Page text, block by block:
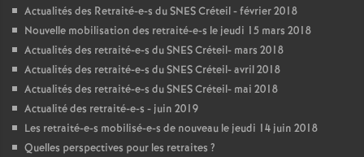
Actualités des Retraité-e-s duSNESCréteil - février 2018
Nouvelle mobilisation des retraité-e-s le jeudi 15 mars 2018
Actualités des retraité-e-s duSNESCréteil- mars 2018
Actualités des retraité-e-s duSNESCréteil- avril 2018
Actualités des retraité-e-s duSNESCréteil- mai 2018
Actualité des retraité-e-s - juin 2019
Les retraité-e-s mobilisé-e-s de nouveau le jeudi 14 juin 2018
Quelles perspectives pour les retraites ?